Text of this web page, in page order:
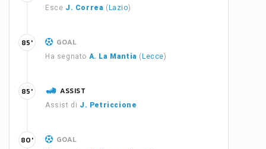
Esce J. Correa ( Lazio)
GOAL
Ha segnato A. La Mantia ( Lecce)
85'
ASSIST
Assist di J. Petriccione
85'
GOAL
80'